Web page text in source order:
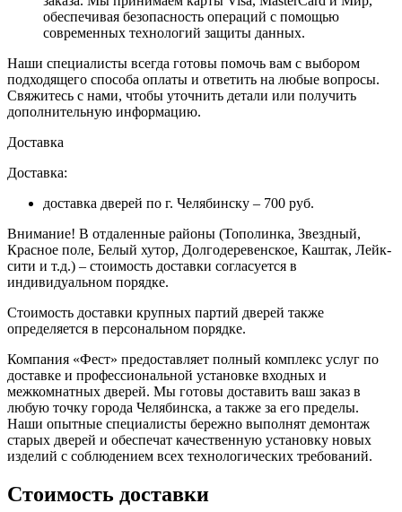
обеспечивая безопасность операций с помощью
современных технологий защиты данных.
Наши специалисты всегда готовы помочь вам с выбором
подходящего способа оплаты и ответить на любые вопросы.
Свяжитесь с нами, чтобы уточнить детали или получить
дополнительную информацию.
Доставка
Доставка:
доставка дверей по г. Челябинску – 700 руб.
Внимание! В отдаленные районы (Тополинка, Звездный,
Красное поле, Белый хутор, Долгодеревенское, Каштак, Лейк-
сити и т.д.) – стоимость доставки согласуется в
индивидуальном порядке.
Стоимость доставки крупных партий дверей также
определяется в персональном порядке.
Компания «Фест» предоставляет полный комплекс услуг по
доставке и профессиональной установке входных и
межкомнатных дверей. Мы готовы доставить ваш заказ в
любую точку города Челябинска, а также за его пределы.
Наши опытные специалисты бережно выполнят демонтаж
старых дверей и обеспечат качественную установку новых
изделий с соблюдением всех технологических требований.
Стоимость доставки